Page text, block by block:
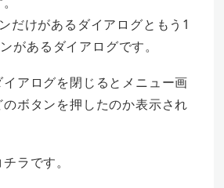
だけがあるダイアログともう1
があるダイアログです。
アログを閉じるとメニュー画
ボタンを押したのか表示され
ラです。